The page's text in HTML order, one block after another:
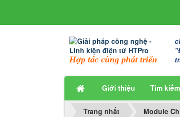
Hợp tác cùng phát triển
Giới thiệu Tìm kiếm
Trang nhất Module